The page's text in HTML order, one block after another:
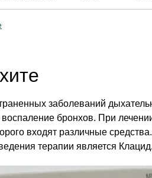
заболеваний
бронхов. При
входят различные
терапии является Клацид.